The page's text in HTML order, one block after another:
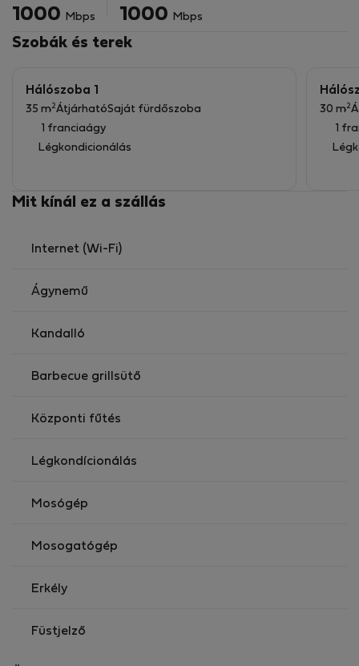
1000 Mbps 1000 Mbps
Szobák és terek
Hálószoba 1
35 m2ÁtjárhatóSaját fürdőszoba
1 franciaágy
Légkondicionálás
30 m2
1
Mit kínál ez a szállás
Internet (Wi-Fi)
Ágynemű
Kandalló
Barbecue grillsütő
Központi fűtés
Légkondícionálás
Mosógép
Mosogatógép
Erkély
Füstjelző